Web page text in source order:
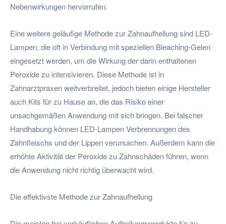
Nebenwirkungen hervorrufen.
Eine weitere geläufige Methode zur Zahnaufhellung sind LED-
Lampen, die oft in Verbindung mit speziellen Bleaching-Gelen
eingesetzt werden, um die Wirkung der darin enthaltenen
Peroxide zu intensivieren. Diese Methode ist in
Zahnarztpraxen weitverbreitet, jedoch bieten einige Hersteller
auch Kits für zu Hause an, die das Risiko einer
unsachgemäßen Anwendung mit sich bringen. Bei falscher
Handhabung können LED-Lampen Verbrennungen des
Zahnfleischs und der Lippen verursachen. Außerdem kann die
erhöhte Aktivität der Peroxide zu Zahnschäden führen, wenn
die Anwendung nicht richtig überwacht wird.
Die effektivste Methode zur Zahnaufhellung